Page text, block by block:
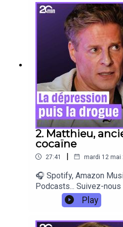
genou. Après un long
éprouvante, elle a
un chemin vers
2. Matthieu,
cocaïne
27:41 | mardi 12 mai
🎧 Spotify, Amazon
Podcasts... Suivez-
préférée ! 🎧 Matthieu,
revient sur une période
Play